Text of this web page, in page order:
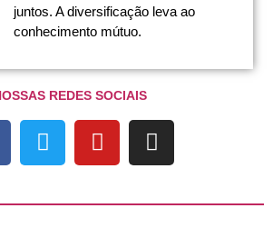
juntos. A diversificação leva ao
conhecimento mútuo.
REDES SOCIAIS